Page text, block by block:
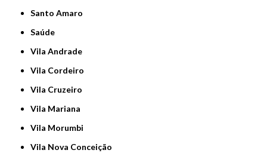
Santo Amaro
Saúde
Vila Andrade
Vila Cordeiro
Vila Cruzeiro
Vila Mariana
Vila Morumbi
Vila Nova Conceição